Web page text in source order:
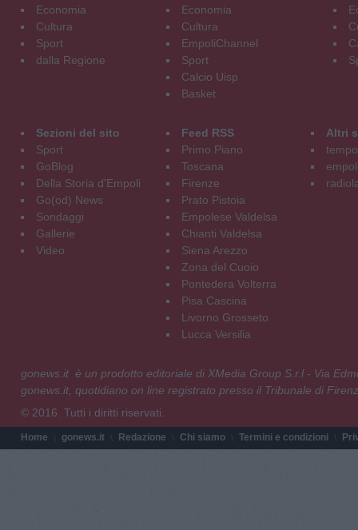
Economia
Cultura
Sport
dalla Regione
Economia
Cultura
EmpoliChannel
Sport
Calcio Uisp
Basket
Sezioni del sito
Sport
GoBlog
Della Storia d'Empoli
Go(od) News
Sondaggi
Gallerie
Video
Feed RSS
Primo Piano
Toscana
Firenze
Prato Pistoia
Empolese Valdelsa
Chianti Valdelsa
Siena Arezzo
Zona del Cuoio
Pontedera Volterra
Pisa Cascina
Livorno Grosseto
Lucca Versilia
Altri
gonews.it è un prodotto editoriale di XMedia Group S.r.l - Via
gonews.it, quotidiano on line registrato presso il Tribunale di
© 2016. Tutti i diritti riservati.
Home gonews.it Redazione Chi siamo Termini e condizioni